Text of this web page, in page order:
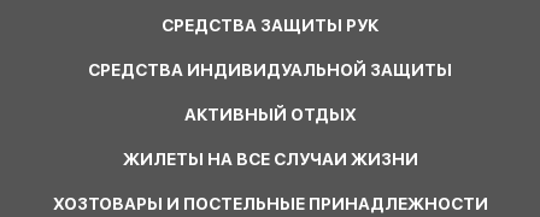
СРЕДСТВА ЗАЩИТЫ РУК
СРЕДСТВА ИНДИВИДУАЛЬНОЙ ЗАЩИТЫ
АКТИВНЫЙ ОТДЫХ
ЖИЛЕТЫ НА ВСЕ СЛУЧАИ ЖИЗНИ
ХОЗТОВАРЫ И ПОСТЕЛЬНЫЕ ПРИНАДЛЕЖНОСТИ